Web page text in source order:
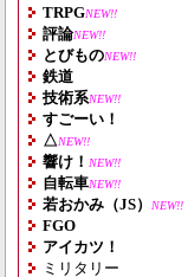
TRPGNEW!!
評論NEW!!
とびものNEW!!
鉄道
技術系NEW!!
すごーい！
△NEW!!
響け！ NEW!!
自転車NEW!!
若おかみ（JS） NEW!!
FGO
アイカツ！
ミリタリー